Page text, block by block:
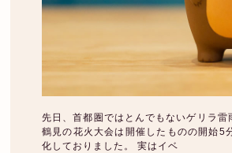
先日、首都圏ではとんでもないゲリラ
鶴見の花火大会は開催したものの開始5
化しておりました。 実はイベ